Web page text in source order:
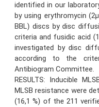
identified in our
by using erythromycin
BBL) discs by disc
criteria and fusidic acid
investigated by disc
according to the
Antibiogram Committee.
RESULTS: Inducible
MLSB resistance were
(16,1 %) of the 211